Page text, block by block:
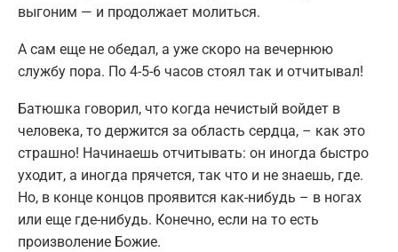
выгоним — и продолжает молиться.
А сам еще не обедал, а уже скоро на вечернюю
службу пора. По 4-5-6 часов стоял так и отчитывал!
Батюшка говорил, что когда нечистый войдет в
человека, то держится за область сердца, – как это
страшно! Начинаешь отчитывать: он иногда быстро
уходит, а иногда прячется, так что и не знаешь, где.
Но, в конце концов проявится как-нибудь – в ногах
или еще где-нибудь. Конечно, если на то есть
произволение Божие.